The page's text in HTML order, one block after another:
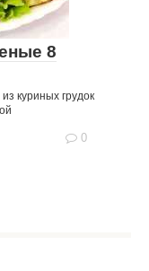
8
куриных грудок
0